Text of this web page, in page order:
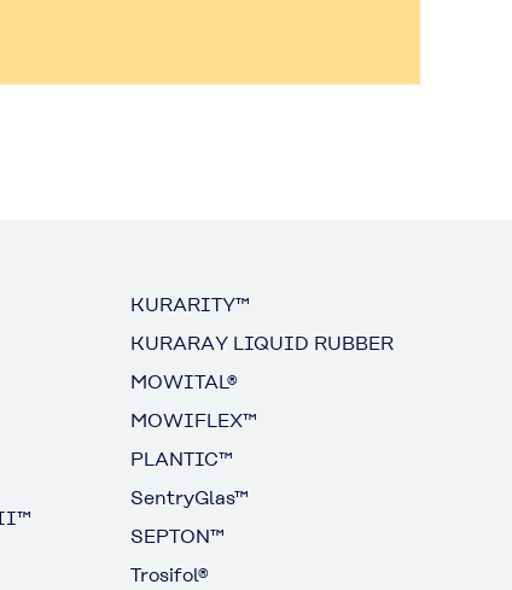
II™
KURARITY™
KURARAY LIQUID RUBBER
MOWITAL®
MOWIFLEX™
PLANTIC™
SentryGlas™
SEPTON™
Trosifol®